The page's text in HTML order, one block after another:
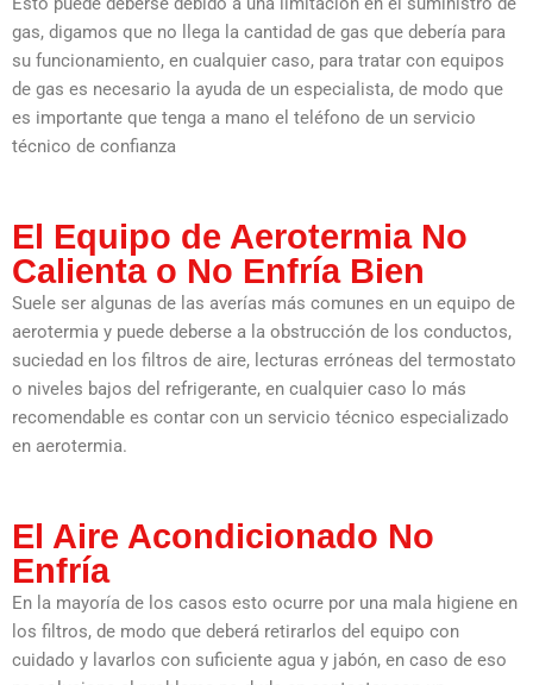
gas, digamos que no llega la cantidad de gas que debería para
su funcionamiento, en cualquier caso, para tratar con equipos
de gas es necesario la ayuda de un especialista, de modo que
es importante que tenga a mano el teléfono de un servicio
técnico de confianza
El Equipo de Aerotermia No
Calienta o No Enfría Bien
Suele ser algunas de las averías más comunes en un equipo de
aerotermia y puede deberse a la obstrucción de los conductos,
suciedad en los filtros de aire, lecturas erróneas del termostato
o niveles bajos del refrigerante, en cualquier caso lo más
recomendable es contar con un servicio técnico especializado
en aerotermia.
El Aire Acondicionado No
Enfría
En la mayoría de los casos esto ocurre por una mala higiene en
los filtros, de modo que deberá retirarlos del equipo con
cuidado y lavarlos con suficiente agua y jabón, en caso de eso